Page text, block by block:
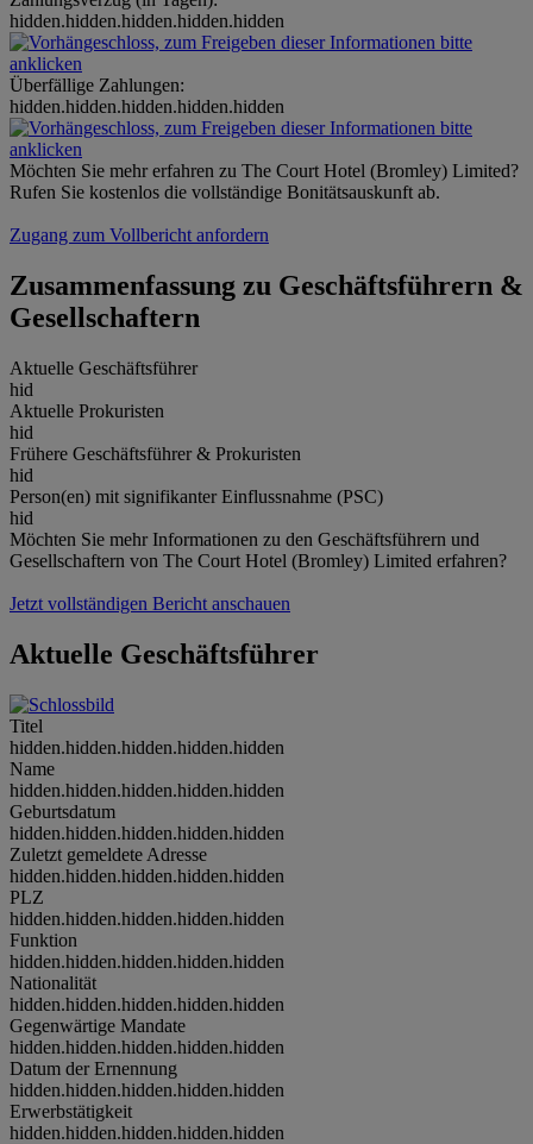
hidden.hidden.hidden.hidden.hidden
Überfällige Zahlungen:
hidden.hidden.hidden.hidden.hidden
Möchten Sie mehr erfahren zu The Court Hotel (Bromley) Limited?
Rufen Sie kostenlos die vollständige Bonitätsauskunft ab.
Zugang zum Vollbericht anfordern
Zusammenfassung zu Geschäftsführern &
Gesellschaftern
Aktuelle Geschäftsführer
hid
Aktuelle Prokuristen
hid
Frühere Geschäftsführer & Prokuristen
hid
Person(en) mit signifikanter Einflussnahme (PSC)
hid
Möchten Sie mehr Informationen zu den Geschäftsführern und
Gesellschaftern von The Court Hotel (Bromley) Limited erfahren?
Jetzt vollständigen Bericht anschauen
Aktuelle Geschäftsführer
Titel
hidden.hidden.hidden.hidden.hidden
Name
hidden.hidden.hidden.hidden.hidden
Geburtsdatum
hidden.hidden.hidden.hidden.hidden
Zuletzt gemeldete Adresse
hidden.hidden.hidden.hidden.hidden
PLZ
hidden.hidden.hidden.hidden.hidden
Funktion
hidden.hidden.hidden.hidden.hidden
Nationalität
hidden.hidden.hidden.hidden.hidden
Gegenwärtige Mandate
hidden.hidden.hidden.hidden.hidden
Datum der Ernennung
hidden.hidden.hidden.hidden.hidden
Erwerbstätigkeit
hidden.hidden.hidden.hidden.hidden